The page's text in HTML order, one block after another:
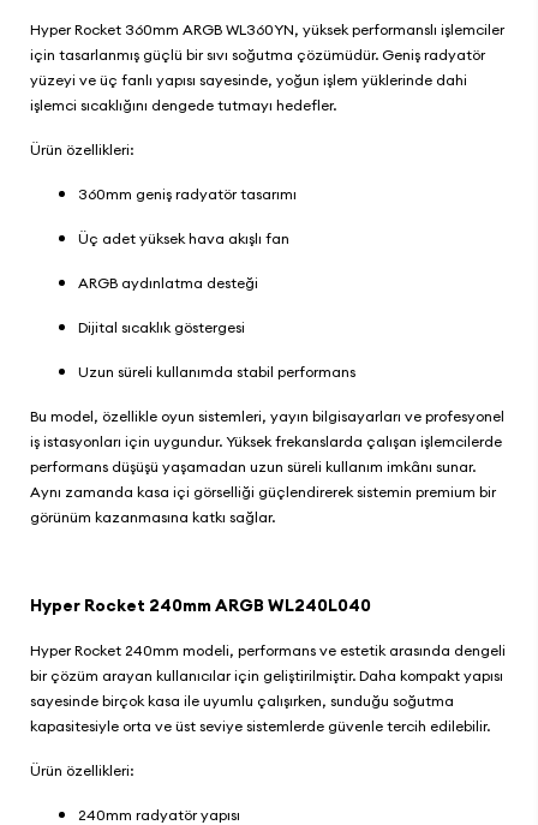
Hyper Rocket 360mm ARGB WL360YN, yüksek performanslı işlemciler
için tasarlanmış güçlü bir sıvı soğutma çözümüdür. Geniş radyatör
yüzeyi ve üç fanlı yapısı sayesinde, yoğun işlem yüklerinde dahi
işlemci sıcaklığını dengede tutmayı hedefler.
Ürün özellikleri:
360mm geniş radyatör tasarımı
Üç adet yüksek hava akışlı fan
ARGB aydınlatma desteği
Dijital sıcaklık göstergesi
Uzun süreli kullanımda stabil performans
Bu model, özellikle oyun sistemleri, yayın bilgisayarları ve profesyonel
iş istasyonları için uygundur. Yüksek frekanslarda çalışan işlemcilerde
performans düşüşü yaşamadan uzun süreli kullanım imkânı sunar.
Aynı zamanda kasa içi görselliği güçlendirerek sistemin premium bir
görünüm kazanmasına katkı sağlar.
Hyper Rocket 240mm ARGB WL240L040
Hyper Rocket 240mm modeli, performans ve estetik arasında dengeli
bir çözüm arayan kullanıcılar için geliştirilmiştir. Daha kompakt yapısı
sayesinde birçok kasa ile uyumlu çalışırken, sunduğu soğutma
kapasitesiyle orta ve üst seviye sistemlerde güvenle tercih edilebilir.
Ürün özellikleri:
240mm radyatör yapısı